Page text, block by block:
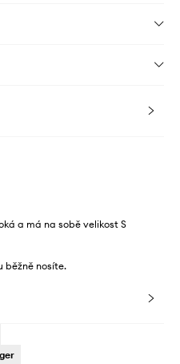
a má na sobě velikost S
běžně nosíte.